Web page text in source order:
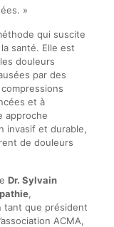
»
qui suscite
santé. Elle est
douleurs
par des
et à
approche
invasif et durable,
de douleurs
Dr. Sylvain
,
tant que président
ACMA,